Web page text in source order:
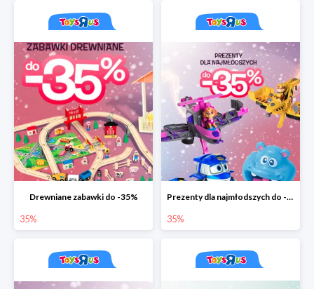
Drewniane zabawki do -35%
35%
Prezenty dla najmłodszych do -35%
35%